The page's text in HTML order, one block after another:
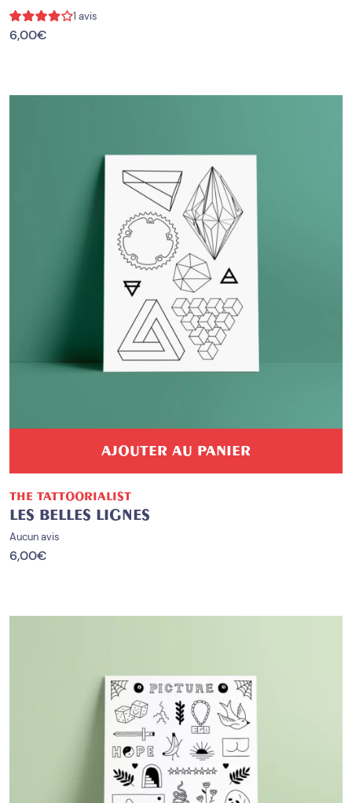
1 avis
6,00€
AJOUTER AU PANIER
THE TATTOORIALIST
LES BELLES LIGNES
Aucun avis
6,00€